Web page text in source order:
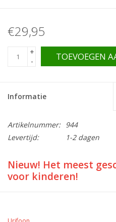
€29,95
+
-
TOEVOEGEN
Informatie
Artikelnummer: 944
Levertijd:
1-2 dagen
Nieuw! Het meest
voor kinderen!